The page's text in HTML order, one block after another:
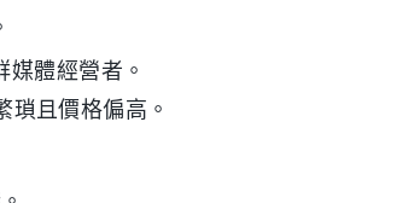
體經營者。
瑣且價格偏高。